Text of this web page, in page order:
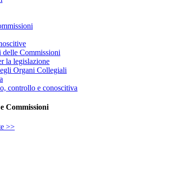
delle Commissioni
la legislazione
Organi Collegiali
controllo e conoscitiva
Commissioni
>>